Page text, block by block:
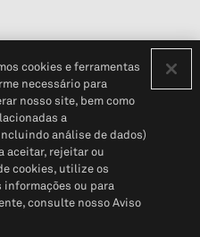
do cliente (em inglês)
© 2026 S&P Global
cookies e ferramentas
necessário para
nosso site, bem como
a
análise de dados)
aceitar, rejeitar ou
cookies, utilize os
informações ou para
consulte nosso Aviso